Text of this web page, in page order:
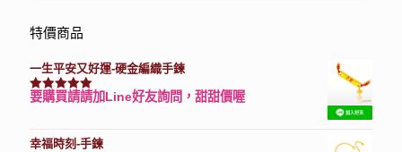
特價商品
一生平安又好運-硬金編織手鍊
評分7740滿分 5
要購買請請加Line好友詢問，甜甜價喔
幸福時刻-手鍊